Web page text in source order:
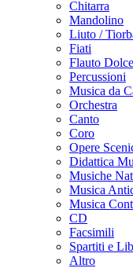
Chitarra
Mandolino
Liuto /
Fiati
Flauto Dolce
Percussioni
Musica da
Orchestra
Canto
Coro
Opere
Didattica
Musiche
Musica
Musica
CD
Facsimili
Spartiti e
Altro